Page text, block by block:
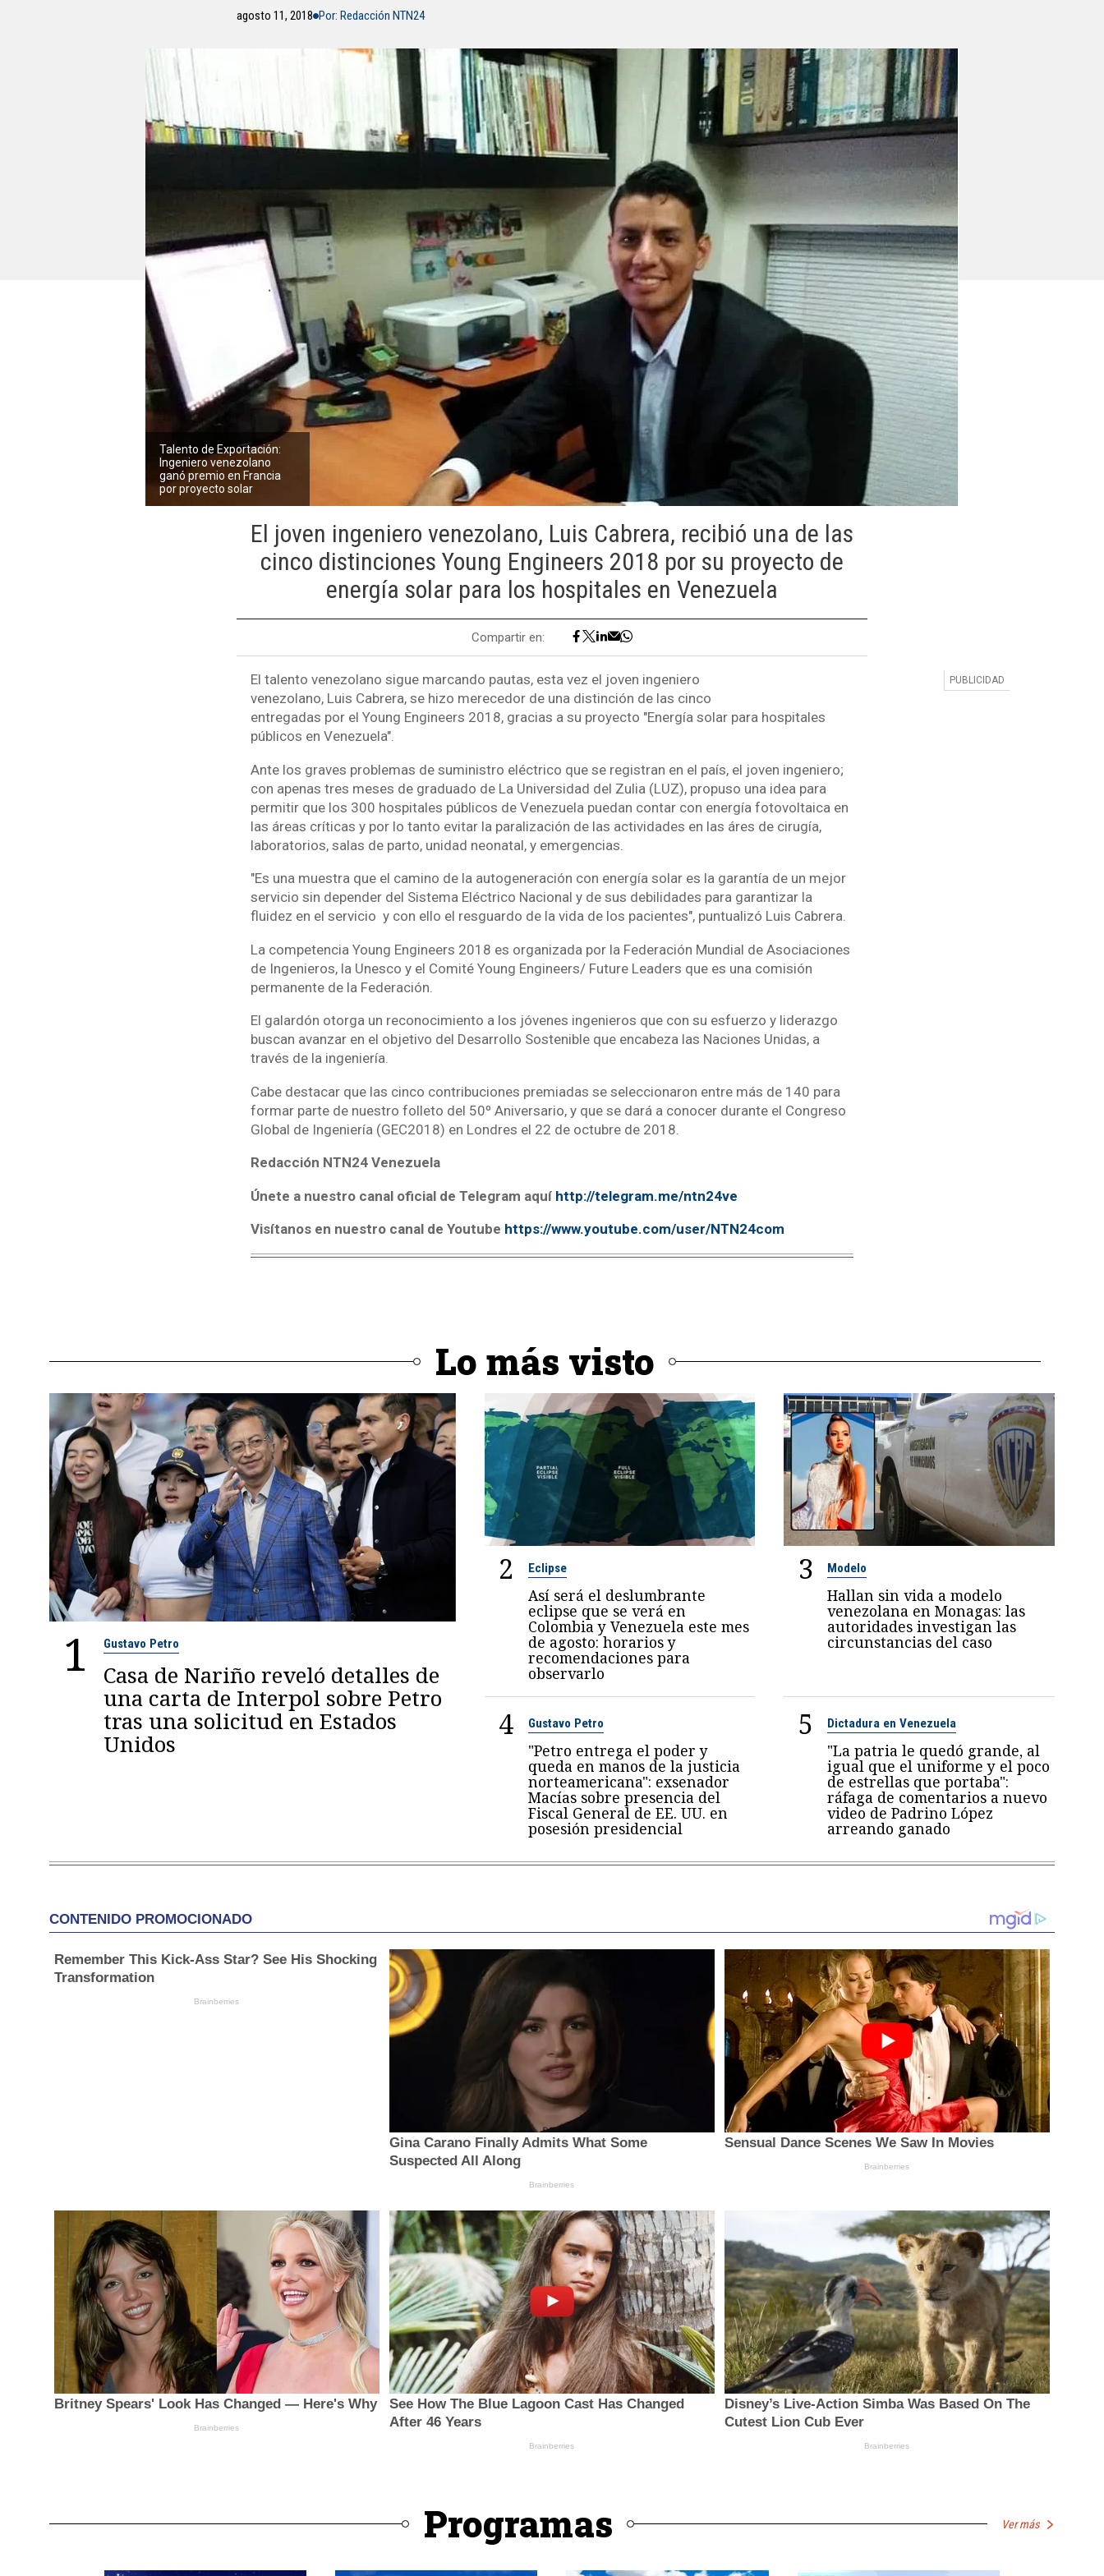
agosto 11, 2018 Por: Redacción NTN24
Talento de Exportación:
Ingeniero venezolano
ganó premio en Francia
por proyecto solar
El joven ingeniero venezolano, Luis Cabrera, recibió una de las
cinco distinciones Young Engineers 2018 por su proyecto de
energía solar para los hospitales en Venezuela
Compartir en:
El talento venezolano sigue marcando pautas, esta vez el joven ingeniero
venezolano, Luis Cabrera, se hizo merecedor de una distinción de las cinco
entregadas por el Young Engineers 2018, gracias a su proyecto "Energía solar para hospitales
públicos en Venezuela".
Ante los graves problemas de suministro eléctrico que se registran en el país, el joven ingeniero;
con apenas tres meses de graduado de La Universidad del Zulia (LUZ), propuso una idea para
permitir que los 300 hospitales públicos de Venezuela puedan contar con energía fotovoltaica en
las áreas críticas y por lo tanto evitar la paralización de las actividades en las áres de cirugía,
laboratorios, salas de parto, unidad neonatal, y emergencias.
"Es una muestra que el camino de la autogeneración con energía solar es la garantía de un mejor
servicio sin depender del Sistema Eléctrico Nacional y de sus debilidades para garantizar la
fluidez en el servicio y con ello el resguardo de la vida de los pacientes", puntualizó Luis Cabrera.
La competencia Young Engineers 2018 es organizada por la Federación Mundial de Asociaciones
de Ingenieros, la Unesco y el Comité Young Engineers/ Future Leaders que es una comisión
permanente de la Federación.
El galardón otorga un reconocimiento a los jóvenes ingenieros que con su esfuerzo y liderazgo
buscan avanzar en el objetivo del Desarrollo Sostenible que encabeza las Naciones Unidas, a
través de la ingeniería.
Cabe destacar que las cinco contribuciones premiadas se seleccionaron entre más de 140 para
formar parte de nuestro folleto del 50º Aniversario, y que se dará a conocer durante el Congreso
Global de Ingeniería (GEC2018) en Londres el 22 de octubre de 2018.
Redacción NTN24 Venezuela
Únete a nuestro canal oficial de Telegram aquí http://telegram.me/ntn24ve
Visítanos en nuestro canal de Youtube https://www.youtube.com/user/NTN24com
Lo más visto
1 Gustavo Petro
Casa de Nariño reveló detalles de
una carta de Interpol sobre Petro
tras una solicitud en Estados
Unidos
2 Eclipse
Así será el deslumbrante
eclipse que se verá en
Colombia y Venezuela este mes
de agosto: horarios y
recomendaciones para
observarlo
3 Modelo
Hallan sin vida a modelo
venezolana en Monagas: las
autoridades investigan las
circunstancias del caso
4 Gustavo Petro
"Petro entrega el poder y
queda en manos de la justicia
norteamericana": exsenador
Macías sobre presencia del
Fiscal General de EE. UU. en
posesión presidencial
5 Dictadura en Venezuela
"La patria le quedó grande, al
igual que el uniforme y el poco
de estrellas que portaba":
ráfaga de comentarios a nuevo
video de Padrino López
arreando ganado
Programas Ver más